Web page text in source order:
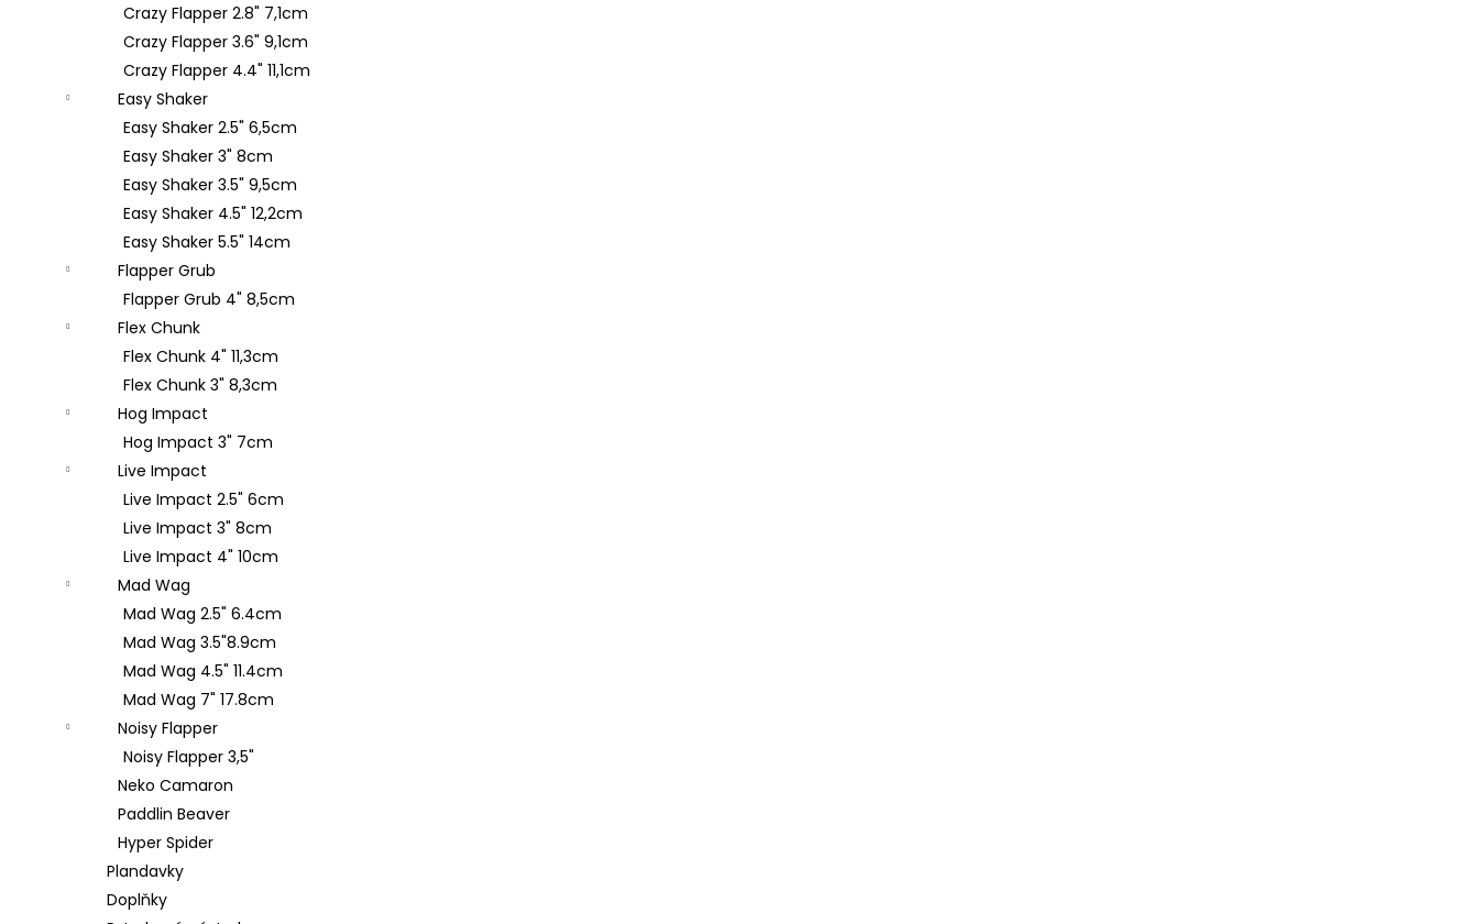
Crazy Flapper 2.8" 7,1cm
Crazy Flapper 3.6" 9,1cm
Crazy Flapper 4.4" 11,1cm
Easy Shaker
Easy Shaker 2.5" 6,5cm
Easy Shaker 3" 8cm
Easy Shaker 3.5" 9,5cm
Easy Shaker 4.5" 12,2cm
Easy Shaker 5.5" 14cm
Flapper Grub
Flapper Grub 4" 8,5cm
Flex Chunk
Flex Chunk 4" 11,3cm
Flex Chunk 3" 8,3cm
Hog Impact
Hog Impact 3" 7cm
Live Impact
Live Impact 2.5" 6cm
Live Impact 3" 8cm
Live Impact 4" 10cm
Mad Wag
Mad Wag 2.5" 6.4cm
Mad Wag 3.5"8.9cm
Mad Wag 4.5" 11.4cm
Mad Wag 7" 17.8cm
Noisy Flapper
Noisy Flapper 3,5"
Neko Camaron
Paddlin Beaver
Hyper Spider
Plandavky
Doplňky